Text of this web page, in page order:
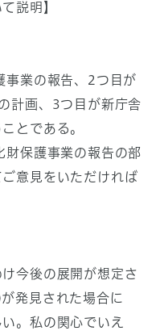
説明】
事業の報告、2つ目が
計画、3つ目が新庁舎
とである。
財保護事業の報告の部
意見をいただければ
今後の展開が想定さ
発見された場合に
。私の関心でいえ